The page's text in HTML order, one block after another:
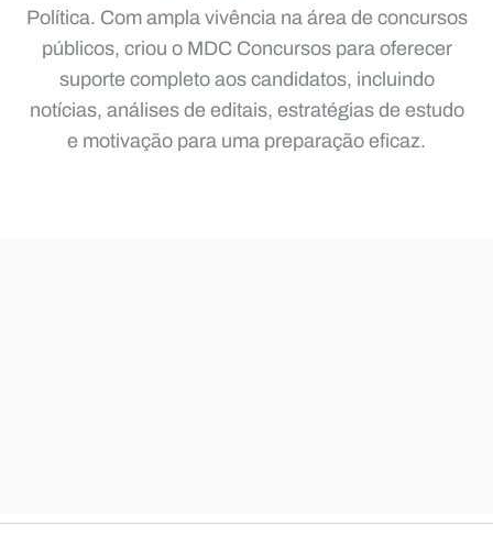
Política. Com ampla vivência na área de concursos
públicos, criou o MDC Concursos para oferecer
suporte completo aos candidatos, incluindo
notícias, análises de editais, estratégias de estudo
e motivação para uma preparação eficaz.